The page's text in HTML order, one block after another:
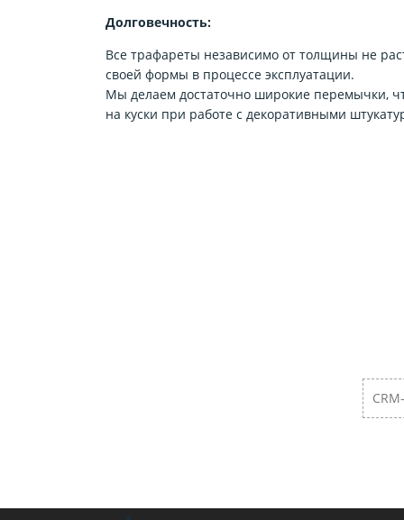
Долговечность:
Все трафареты независимо от толщины не
своей формы в процессе эксплуатации.
Мы делаем достаточно широкие перемычки,
на куски при работе с декоративными